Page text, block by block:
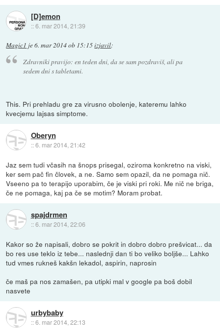
[D]emon
::6. mar 2014, 21:39
Magic1 je6. mar 2014 ob 15:15izjavil:
Zdravniki pravijo: en teden dni, da se sam pozdraviš, ali pa
sedem dni s tabletami.
This. Pri prehladu gre za virusno obolenje, kateremu lahko
kvecjemu lajsas simptome.
Oberyn
::6. mar 2014, 21:42
Jaz sem tudi včasih na šnops prisegal, oziroma konkretno na viski,
ker sem pač fin človek, a ne. Samo sem opazil, da ne pomaga nič.
Vseeno pa to terapijo uporabim, če je viski pri roki. Me nič ne briga,
če ne pomaga, kaj pa če se motim? Moram probat.
spajdrmen
::6. mar 2014, 22:06
Kakor so že napisali, dobro se pokrit in dobro dobro prešvicat... da
bo res use teklo iz tebe... naslednji dan ti bo veliko boljše... Lahko
tud vmes rukneš kakšn lekadol, aspirin, naprosin
če maš pa nos zamašen, pa utipki mal v google pa boš dobil
nasvete
urbybaby
::6. mar 2014, 22:13